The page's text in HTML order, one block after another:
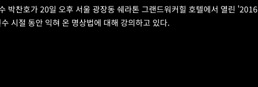
박찬호가 20일 오후 서울 광장동 쉐라톤 그랜드워커힐 호텔에서 열린 '2016
시절 동안 익혀 온 명상법에 대해 강의하고 있다.